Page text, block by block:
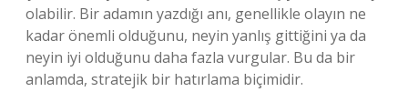
olabilir. Bir adamın yazdığı anı, genellikle olayın ne
kadar önemli olduğunu, neyin yanlış gittiğini ya da
neyin iyi olduğunu daha fazla vurgular. Bu da bir
anlamda, stratejik bir hatırlama biçimidir.